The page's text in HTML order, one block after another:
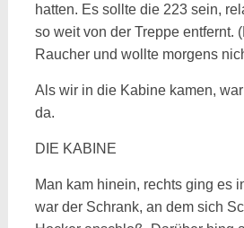
hatten. Es sollte die 223 sein,
so weit von der Treppe entfernt.
Raucher und wollte morgens
Als wir in die Kabine kamen,
da.
DIE KABINE
Man kam hinein, rechts ging es
war der Schrank, an dem sich